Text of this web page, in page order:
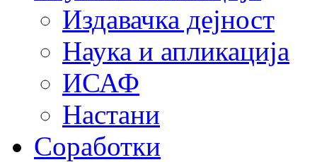
Издавачка дејност
Наука и апликација
ИСАФ
Настани
Соработки